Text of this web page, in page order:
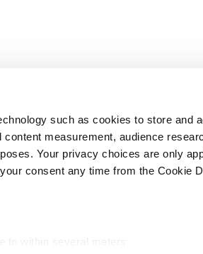
such as cookies to store and
measurement, audience
Your privacy choices are only
consent any time from the Cookie
g. 34, LV-1039, Latvija) yra
pagal 2014/49/ES direktyvą,
pagal 97/9/EB direktyvą,
kompensavimo sistemų